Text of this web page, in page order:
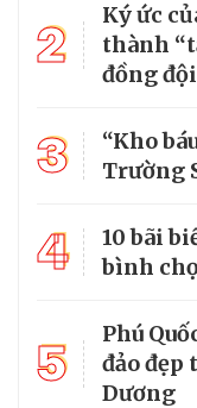
2
Ký ức
thành
đồng đội
3
“Kho
Trường
4
10 bãi
bình
5
Phú
đảo đẹp
Dương